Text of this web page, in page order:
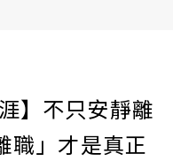
】不只安靜離
職」才是真正